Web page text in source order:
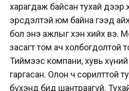
харагдаж байсан тухай дээр
эрсдэлтэй юм байна гээд
бол энэ ажлыг хэн хийх вэ.
засагт том ач холбогдолтой
Тиймээс компани, хувь
гаргасан. Олон ч сорилттой
бүхэнд бид шантраагүй.